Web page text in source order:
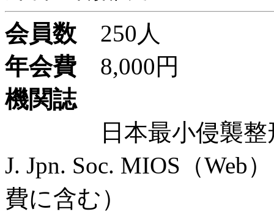
会員数 250人
年会費 8,000円
機関誌
日本最小侵襲整形
J. Jpn. Soc. MIOS（Web
費に含む）